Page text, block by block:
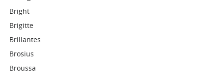
Bright
Brigitte
Brillantes
Brosius
Broussa